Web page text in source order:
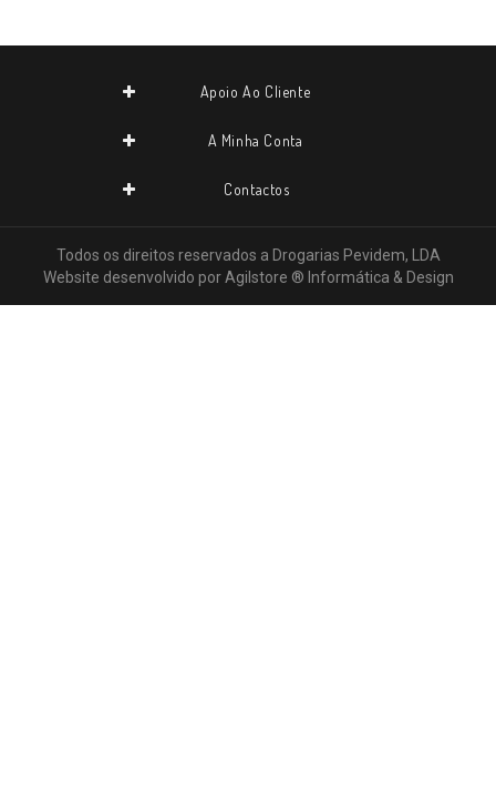
Apoio Ao Cliente
A Minha Conta
Contactos
Todos os direitos reservados a Drogarias Pevidem, LDA
Website desenvolvido por Agilstore ® Informática & Design